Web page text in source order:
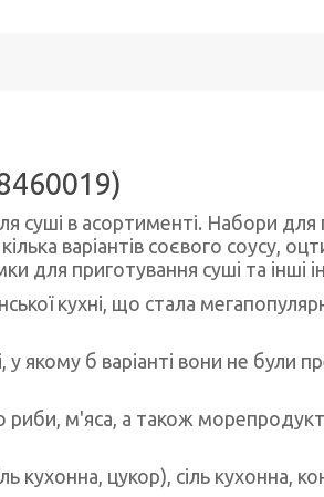
суші в асортименті. Набори для
варіантів соєвого соусу,
для приготування суші та інші
кухні, що стала
якому б варіанті вони не були
м'яса, а також
кухонна, цукор), сіль кухонна,